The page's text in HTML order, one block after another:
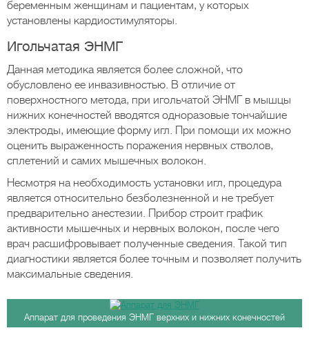
беременным женщинам и пациентам, у которых
установлены кардиостимуляторы.
Игольчатая ЭНМГ
Данная методика является более сложной, что
обусловлено ее инвазивностью. В отличие от
поверхностного метода, при игольчатой ЭНМГ в мышцы
нижних конечностей вводятся одноразовые тончайшие
электроды, имеющие форму игл. При помощи их можно
оценить выраженность поражения нервных стволов,
сплетений и самих мышечных волокон.
Несмотря на необходимость установки игл, процедура
является относительно безболезненной и не требует
предварительно анестезии. Прибор строит график
активности мышечных и нервных волокон, после чего
врач расшифровывает полученные сведения. Такой тип
диагностики является более точным и позволяет получить
максимальные сведения.
Аппарат для проведения ЭНМГ верхних и нижних конечностей